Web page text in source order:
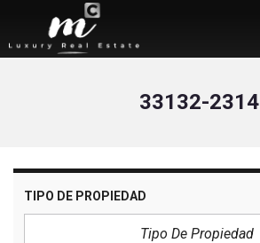
33132-2314
TIPO DE PROPIEDAD
Tipo De Propiedad